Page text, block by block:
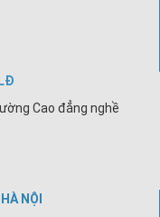
Cao đẳng nghề
NỘI